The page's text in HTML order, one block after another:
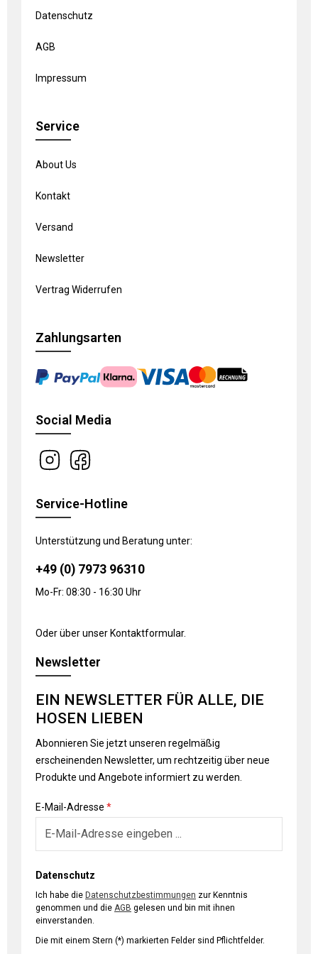
Datenschutz
AGB
Impressum
Service
About Us
Kontakt
Versand
Newsletter
Vertrag Widerrufen
Zahlungsarten
Social Media
Service-Hotline
Unterstützung und Beratung unter:
+49 (0) 7973 96310
Mo-Fr: 08:30 - 16:30 Uhr
Oder über unser Kontaktformular.
Newsletter
EIN NEWSLETTER FÜR ALLE, DIE
HOSEN LIEBEN
Abonnieren Sie jetzt unseren regelmäßig
erscheinenden Newsletter, um rechtzeitig über neue
Produkte und Angebote informiert zu werden.
E-Mail-Adresse *
Datenschutz
Ich habe die Datenschutzbestimmungen
genommen und die AGB
einverstanden.
Die mit einem Stern (*) markierten Felder sind Pflichtfelder.